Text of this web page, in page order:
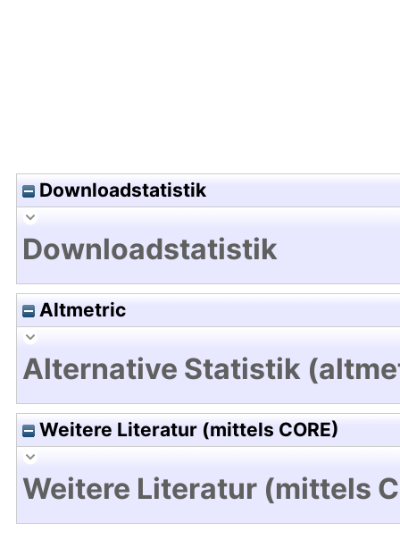
Downloadstatistik
Downloadstatistik
Altmetric
Alternative Statistik
Weitere Literatur (mittels CORE)
Weitere Literatur (mittels